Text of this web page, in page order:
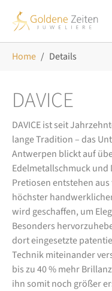
Home Details
DAVICE
DAVICE ist seit
lange Tradition – das
Antwerpen blickt auf
Edelmetallschmuck
Pretiosen entstehen
höchster
wird geschaffen, um
Besonders
dort eingesetzte
Technik miteinander
bis zu 40 % mehr
ihn somit noch größer